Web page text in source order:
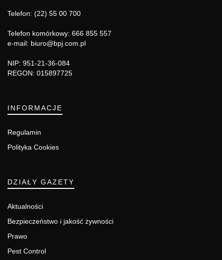
Telefon: (22) 55 00 700
Telefon komórkowy: 666 855 557
e-mail: biuro@bpj.com.pl
NIP: 951-21-36-084
REGON: 015897725
INFORMACJE
Regulamin
Polityka Cookies
DZIAŁY GAZETY
Aktualności
Bezpieczeństwo i jakość żywności
Prawo
Pest Control